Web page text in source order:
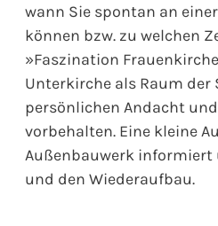
wann Sie spontan an
können bzw. zu welchen
»Faszination
Unterkirche als Raum der
persönlichen Andacht
vorbehalten. Eine kleine
Außenbauwerk informiert
und den Wiederaufbau.